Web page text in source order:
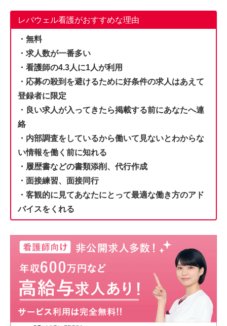
レバウェル看護がおすすめな理由
・無料
・求人数が一番多い
・看護師の4.3人に1人が利用
・応募の殺到を避けるために好条件の求人はあえて
登録者に限定
・良い求人が入ってきたら掲載する前にあなたへ連
絡
・内部調査をしているから働いて見ないとわからな
い情報を働く前に知れる
・履歴書などの書類添削、代行作成
・面接練習、面接同行
・客観的に見てあなたにとって最適な働き方のアド
バイスをくれる